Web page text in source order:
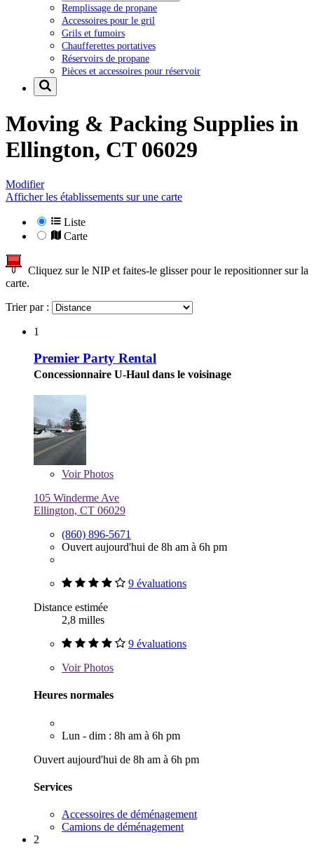
Remplissage de propane
Accessoires pour le gril
Grils et fumoirs
Chaufferettes portatives
Réservoirs de propane
Pièces et accessoires pour réservoir
Moving & Packing Supplies in
Ellington, CT 06029
Modifier
Afficher les établissements sur une carte
Liste
Carte
Cliquez sur le NIP et faites-le glisser pour le repositionner sur la
carte.
Trier par :
1
Premier Party Rental
Concessionnaire U-Haul dans le voisinage
VoirPhotos
105 Winderme Ave
Ellington, CT 06029
(860) 896-5671
Ouvert aujourd'hui de 8h am à 6h pm
9 évaluations
Distance estimée
2,8 milles
9 évaluations
VoirPhotos
Heures normales
Lun - dim : 8h am à 6h pm
Ouvert aujourd'hui de 8h am à 6h pm
Services
Accessoires de déménagement
Camions de déménagement
2